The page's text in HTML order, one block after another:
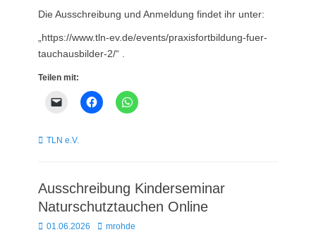
Die Ausschreibung und Anmeldung findet ihr unter:
„https://www.tln-ev.de/events/praxisfortbildung-fuer-
tauchausbilder-2/“ .
Teilen mit:
Kategorien
TLN e.V.
Ausschreibung Kinderseminar
Naturschutztauchen Online
Posted
01.06.2026 Autor
mrohde